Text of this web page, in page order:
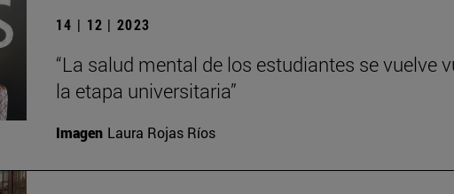
14 | 12 | 2023
“La salud mental de los estudiantes se vuelve
la etapa universitaria”
Imagen Laura Rojas Ríos